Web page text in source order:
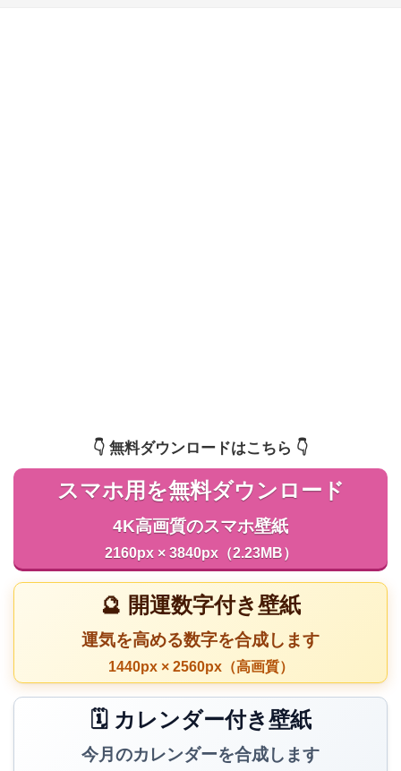
👇️ 無料ダウンロードはこちら 👇️
スマホ用を無料ダウンロード
4K高画質のスマホ壁紙
2160px × 3840px（2.23MB）
🔮 開運数字付き壁紙
運気を高める数字を合成します
1440px × 2560px（高画質）
🗓️ カレンダー付き壁紙
今月のカレンダーを合成します